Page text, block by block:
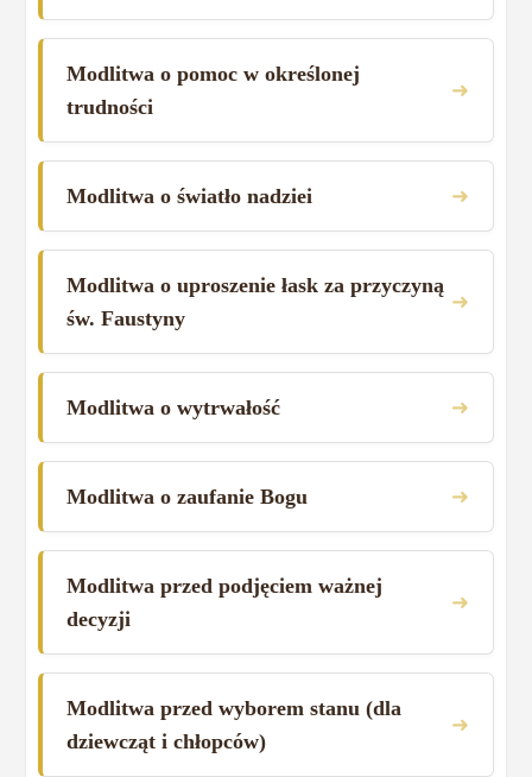
Modlitwa o pomoc w określonej
trudności
➜
Modlitwa o światło nadziei ➜
Modlitwa o uproszenie łask za przyczyną
św. Faustyny
➜
Modlitwa o wytrwałość ➜
Modlitwa o zaufanie Bogu ➜
Modlitwa przed podjęciem ważnej
decyzji
➜
Modlitwa przed wyborem stanu (dla
dziewcząt i chłopców)
➜